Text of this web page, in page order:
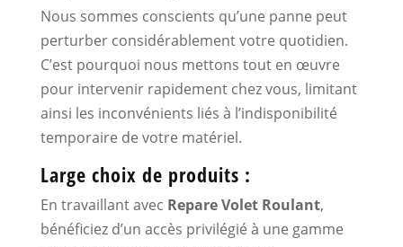
Nous sommes conscients qu’une panne peut
perturber considérablement votre quotidien.
C’est pourquoi nous mettons tout en œuvre
pour intervenir rapidement chez vous, limitant
ainsi les inconvénients liés à l’indisponibilité
temporaire de votre matériel.
Large choix de produits :
En travaillant avec Repare Volet Roulant,
bénéficiez d’un accès privilégié à une gamme